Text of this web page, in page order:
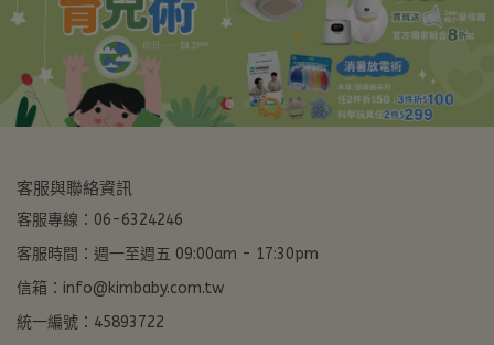
客服與聯絡資訊
客服專線：06-6324246
客服時間：週一至週五 09:00am - 17:30pm
信箱：info@kimbaby.com.tw
統一編號：45893722